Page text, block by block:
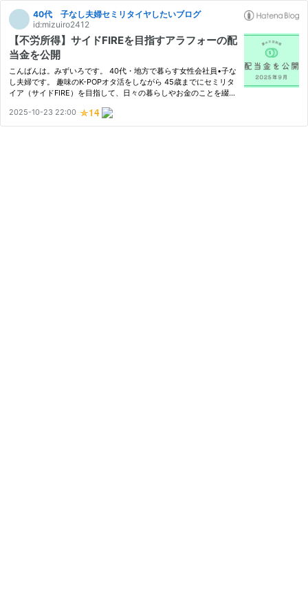
40代 子なし夫婦セミリタイヤしたいブログ
id:mizuiro2412
【不労所得】サイドFIREを目指すアラフォーの配
当金を公開
こんばんは。みずいろです。 40代・地方で暮らす女性会社員•子な
し夫婦です。 趣味のK-POPオタ活をしながら 45歳までにセミリタ
イア（サイドFIRE）を目指して、日々の暮らしやお金のことを綴っ
の不労所得 日本株の高配当株を運用しています。 インデックス…
2025-10-23 22:00